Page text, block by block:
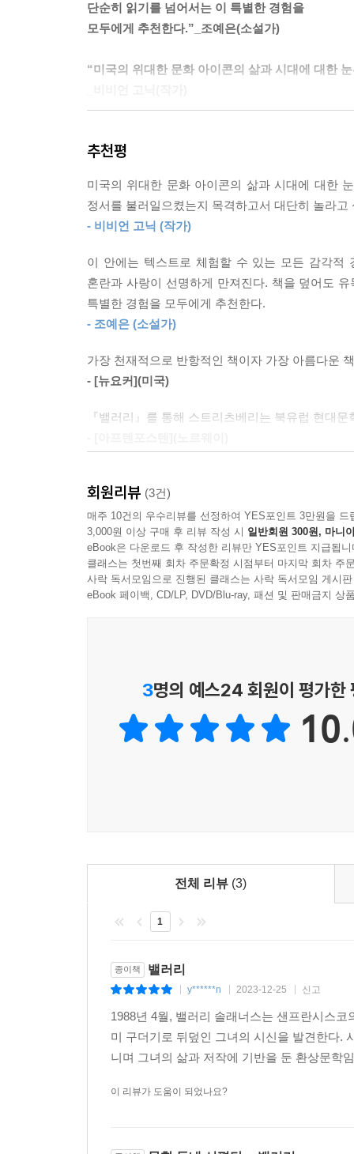
죽음은 되돌릴 수 없어. 성별은 되돌릴 수 없어. 배
--- p.161
결혼한 여자는 모두 매춘부다. 진짜 창녀만이 진짜
--- p.285
모성은 사회 변화의 잠재력이에요. 가치 있는 모든
--- p.290
여자는 본능적으로 알아, 타인을 해하는 일만이 유
--- p.371
주어진 정체성이란 없어. 여성도 없고, 남성도 없
--- p.401
단순히 읽기를 넘어서는 이 특별한 경험을
모두에게 추천한다.”_조예은(소설가)
“미국의 위대한 문화 아이콘의 삶과 시대에 대한
나는 이곳에서 유일하게
난 전두엽 절제술을 받은 번식용 암소 같은 삶을
1968년 6월 8일, 세계적인 팝아티스트 앤디 워홀
이때 입은 심각한 부상으로 워홀은 죽을 때까지
팩토리를 드나들었으며 워홀의 영화에 단역으
때문에 총을 쐈다고 경찰에 진술했다. 그러나
스토킹했다. 앤디 워홀 살인미수죄로 기소된 재
받았다.
밸러리 솔래너스, 그녀는 누구인가? 1936년
자신은 그들과 철저히 거리를 두고자 했다. 어린
중퇴했다. 편집증적 조현병을 앓으며 여생 동안
“이게 내 인생이에요.
내 인생에서 도망치고 싶지 않아요.
난 밸러리 솔래너스라고요.”
둔 환상문학이다. 밸러리 솔래너스에 대해 알려
밸러리 솔래너스 자신을 포함해, 모두 허구의 산
추천평
미국의 위대한 문화 아이콘의 삶과 시대에 대한
정서를 불러일으켰는지 목격하고서 대단히 놀라
- 비비언 고닉 (작가)
이 안에는 텍스트로 체험할 수 있는 모든 감각적
혼란과 사랑이 선명하게 만져진다. 책을 덮어도
특별한 경험을 모두에게 추천한다.
- 조예은 (소설가)
가장 천재적으로 반항적인 책이자 가장 아름다운
- [뉴요커](미국)
『밸러리』를 통해 스트리츠베리는 북유럽 현대
- [리르](프랑스)
눈부시고 다층적이며 황홀하다. 얼음처럼 차가운
- [스벤스카 다그블라데트](스웨덴)
희귀한 힘을 가진 이 소설은 거부할 수 없는 유혹을
회원리뷰 (3건)
매주 10건의 우수리뷰를 선정하여 YES포인트 3만원을 드
3,000원 이상 구매 후 리뷰 작성 시 일반회원 300원, 마니
eBook은 다운로드 후 작성한 리뷰만 YES포인트 지급됩니
클래스는 첫번째 회차 주문확정 시점부터 마지막 회차 주
사락 독서모임으로 진행된 클래스는 사락 독서모임 게시
eBook 페이백, CD/LP, DVD/Blu-ray, 패션 및 판매금지 상
3명의 예스24 회원이 평가한
전체 리뷰 (3)
1
종이책 밸러리
y******n 2023-12-25 신고
1988년 4월, 밸러리 솔래너스는 샌프란시스
미 구더기로 뒤덮인 그녀의 시신을 발견한다.
니며 그녀의 삶과 저작에 기반을 둔 환상문학
이 리뷰가 도움이 되었나요?